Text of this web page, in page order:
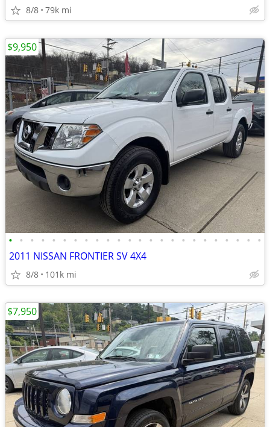
8/8 79k mi
• • • • • • • • • • • • • • • • • • • • • • • •
2011 NISSAN FRONTIER SV 4X4
8/8 101k mi
$9,950
$7,950